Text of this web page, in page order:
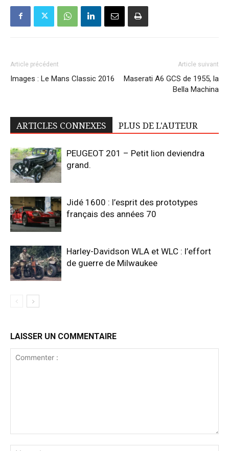
Article précédent
Images : Le Mans Classic 2016
Article suivant
Maserati A6 GCS de 1955, la
Bella Machina
ARTICLES CONNEXES PLUS DE L'AUTEUR
PEUGEOT 201 – Petit lion deviendra
grand.
Jidé 1600 : l’esprit des prototypes
français des années 70
Harley-Davidson WLA et WLC : l’effort
de guerre de Milwaukee
LAISSER UN COMMENTAIRE